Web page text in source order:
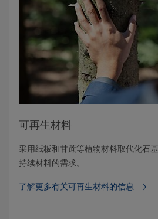
可再生材料
采用纸板和甘蔗等植物材料取代化石
持续材料的需求。
了解更多有关可再生材料的信息